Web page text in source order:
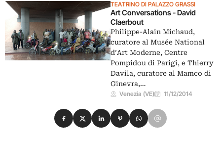
TEATRINO DI PALAZZO GRASSI
Art Conversations - David
Claerbout
Philippe-Alain Michaud,
curatore al Musée National
d’Art Moderne, Centre
Pompidou di Parigi, e Thierry
Davila, curatore al Mamco di
Ginevra,…
Venezia (VE) 11/12/2014
Condividi su Facebook
Condividi su X
Condividi su LinkedIn
Condividi su Pinterest
Condividi su WhatsApp
Condividi su Email